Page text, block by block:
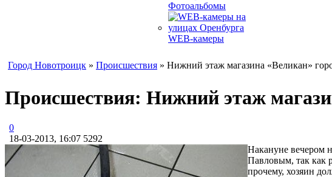
Фотоальбомы
WEB-камеры
Город Новотроицк » Происшествия » Нижний этаж магазина «Великан»
Происшествия: Нижний этаж
0
18-03-2013, 16:07 5292
Накануне вечером
Павловым, так как
прочему, хозяин